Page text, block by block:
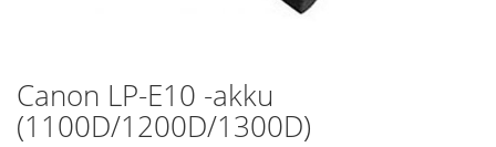
Canon LP-E10 -akku
(1100D/1200D/1300D)
Skip
to
the